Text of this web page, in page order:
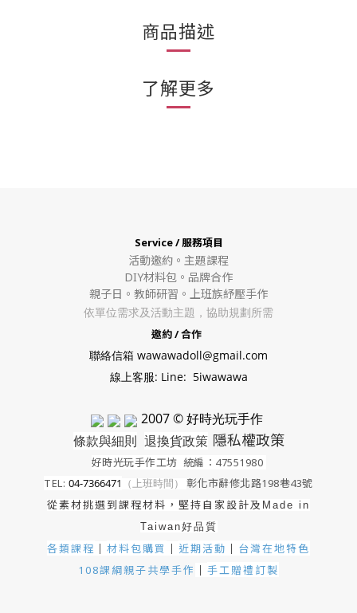
商品描述
了解更多
Service / 服務項目
活動邀約。 主題課程
DIY材料包。 品牌合作
親子日。教師研習。上班族紓壓手作
依單位需求及活動主題，協助規劃所需
邀約 / 合作
聯絡信箱 wawawadoll@gmail.com
線上客服: Line: 5iwawawa
2007 © 好時光玩手作
條款與細則 退換貨政策 隱私權政策
好時光玩手作工坊 統編：47551980
TEL: 04-7366471 （上班時間） 彰化市辭修北路198巷43號
從素材挑選到課程材料，堅持自家設計及 Made in
Taiwan好品質
各類課程 ｜ 材料包購買 ｜ 近期活動 ｜ 台灣在地特色
108課綱親子共學手作 ｜ 手工贈禮訂製